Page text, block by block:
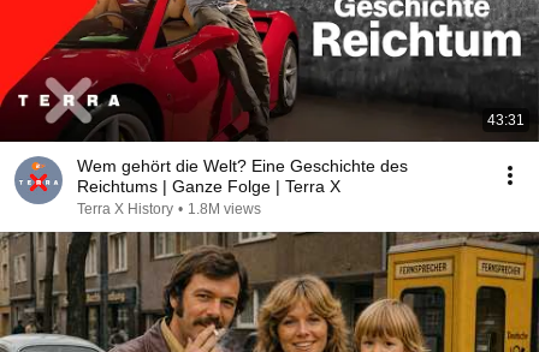
43:31
Wem gehört die Welt? Eine Geschichte des
Reichtums | Ganze Folge | Terra X
Terra X History • 1.8M views